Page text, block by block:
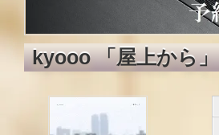
kyooo 「屋上から」